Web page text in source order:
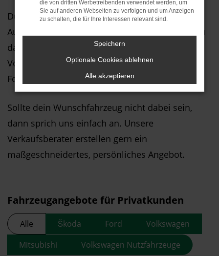
Du suchst günstige Neuwagen-Angebote? Beim
Autohaus MOTHOR oder THORMANN findest du
das passende Pkw-Angebot für die Marken
Volkswagen, Volkswagen Nutzfahrzeuge, Škoda,
Ford, Dethleffs und Mitsubishi.
Sollte dein Wunschfahrzeug nicht dabei sein,
dann sprich uns einfach an. Unsere
Verkaufsberater erstellen gern ein
maßgeschneidertes, persönliches Angebot.
Fahrzeugangebote für Privatkunden
Alle Škoda Ford
Volkswagen
Mitsubishi
Volkswagen Nutzfahrzeuge
die von dritten Werbetreibenden verwendet werden, um
Sie auf anderen Webseiten zu verfolgen und um Anzeigen
zu schalten, die für Ihre Interessen relevant sind.
Speichern
Optionale Cookies ablehnen
Alle akzeptieren